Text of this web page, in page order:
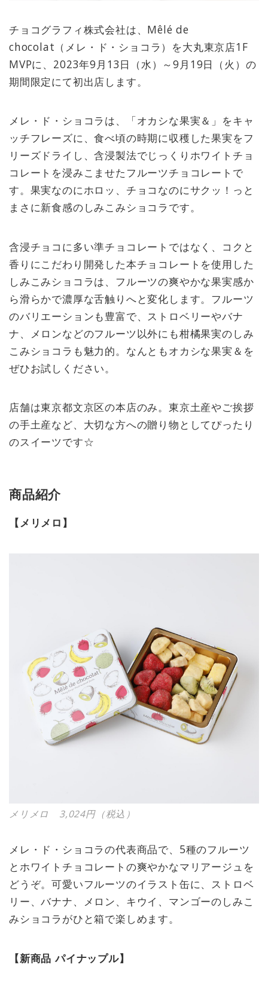
チョコグラフィ株式会社は、Mêlé de
chocolat（メレ・ド・ショコラ）を大丸東京店1F
MVPに、2023年9月13日（水）～9月19日（火）の
期間限定にて初出店します。
メレ・ド・ショコラは、「オカシな果実＆」をキャ
ッチフレーズに、食べ頃の時期に収穫した果実をフ
リーズドライし、含浸製法でじっくりホワイトチョ
コレートを浸みこませたフルーツチョコレートで
す。果実なのにホロッ、チョコなのにサクッ！っと
まさに新食感のしみこみショコラです。
含浸チョコに多い準チョコレートではなく、コクと
香りにこだわり開発した本チョコレートを使用した
しみこみショコラは、フルーツの爽やかな果実感か
ら滑らかで濃厚な舌触りへと変化します。フルーツ
のバリエーションも豊富で、ストロベリーやバナ
ナ、メロンなどのフルーツ以外にも柑橘果実のしみ
こみショコラも魅力的。なんともオカシな果実＆を
ぜひお試しください。
店舗は東京都文京区の本店のみ。東京土産やご挨拶
の手土産など、大切な方への贈り物としてぴったり
のスイーツです☆
商品紹介
【メリメロ】
メリメロ 3,024円（税込）
メレ・ド・ショコラの代表商品で、5種のフルーツ
とホワイトチョコレートの爽やかなマリアージュを
どうぞ。可愛いフルーツのイラスト缶に、ストロベ
リー、バナナ、メロン、キウイ、マンゴーのしみこ
みショコラがひと箱で楽しめます。
【新商品 パイナップル】